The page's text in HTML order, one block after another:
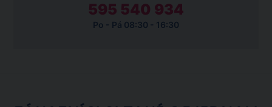
595 540 934
Po - Pá 08:30 - 16:30